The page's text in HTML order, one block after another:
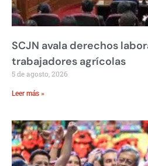
SCJN avala derechos
trabajadores agrícolas
5 de agosto, 2026
Leer más »